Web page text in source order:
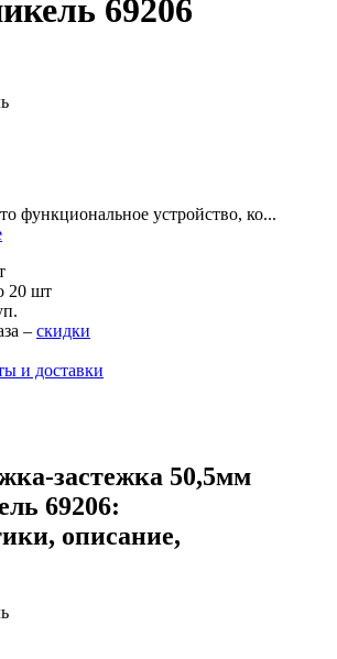
69206
функциональное устройство, ко...
20 шт
– скидки
и доставки
застежка 50,5мм
69206:
описание,